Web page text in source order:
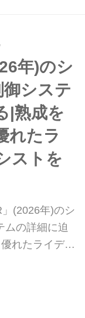
詰まった40周
の詳細を解説
年)のシ
システ
|熟成を
れたラ
ストを
(2026年)のシ
ムの詳細に迫
れたライディ
を継承した
R」。 その理